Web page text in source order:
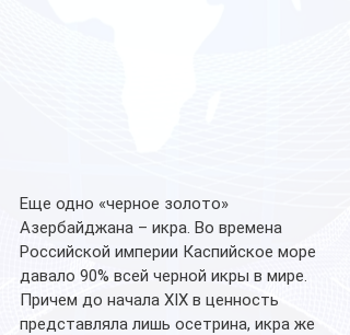
Еще одно «черное золото»
Азербайджана – икра. Во времена
Российской империи Каспийское море
давало 90% всей черной икры в мире.
Причем до начала XIX в ценность
представляла лишь осетрина, икра же